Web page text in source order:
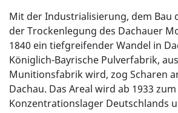
Mit der Industrialisierung, dem Bau
der Trockenlegung des Dachauer
1840 ein tiefgreifender Wandel in
Königlich-Bayrische Pulverfabrik,
Munitionsfabrik wird, zog Scharen
Dachau. Das Areal wird ab 1933
Konzentrationslager Deutschlands